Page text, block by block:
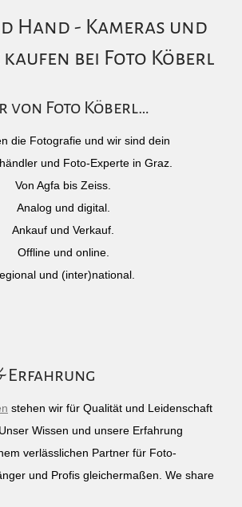
Hand - Kameras und
bei Foto Köberl
von Foto Köberl…
die Fotografie und wir sind dein
und Foto-Experte in Graz.
Von Agfa bis Zeiss.
Analog und digital.
Ankauf und Verkauf.
Offline und online.
und (inter)national.
Erfahrung
stehen wir für Qualität und Leidenschaft
Wissen und unsere Erfahrung
verlässlichen Partner für Foto-
und Profis gleichermaßen. We share